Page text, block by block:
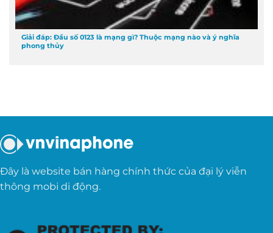
Giải đáp: Đầu số 0123 là mạng gì? Thuộc mạng nào và ý nghĩa
phong thủy
Đây là website bán hàng chính thức của đại lý viễn
thông mobi di động.